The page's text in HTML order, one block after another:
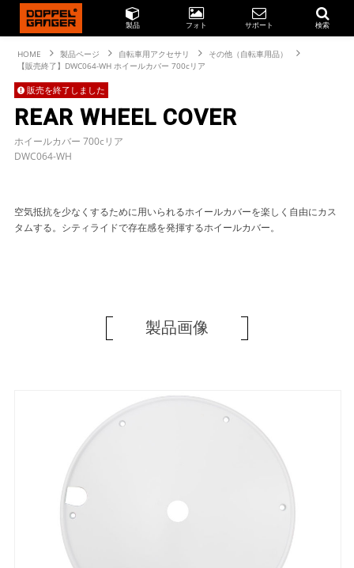
製品 フォト サポート 検索
HOME 製品ページ 自転車用アクセサリ
その他（自転車用品）
【販売終了】DWC064-WH ホイールカバー 700cリア
販売を終了しました
REAR WHEEL COVER
ホイールカバー 700cリア
DWC064-WH
空気抵抗を少なくするために用いられるホイールカバーを楽しく自由にカス
タムする。シティライドで存在感を発揮するホイールカバー。
製品画像